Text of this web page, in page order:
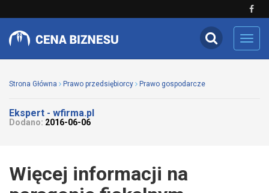
Strona Główna Prawo przedsiębiorcy Prawo gospodarcze
Ekspert - wfirma.pl
Dodano: 2016-06-06
Więcej informacji na